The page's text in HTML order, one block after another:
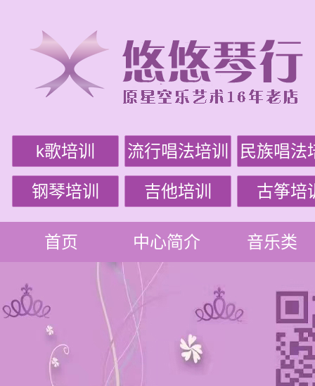
k歌培训 流行唱法培训 民族唱法
钢琴培训 吉他培训 古筝培
首页 中心简介 音乐类